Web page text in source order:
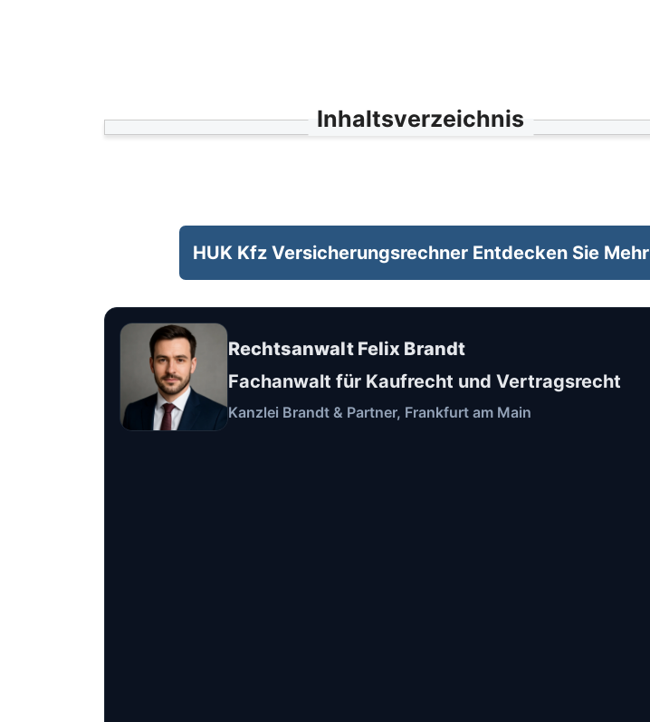
Inhaltsverzeichnis
HUK Kfz Versicherungsrechner Entdecken Sie Mehr
Rechtsanwalt Felix Brandt
Fachanwalt für Kaufrecht und Vertragsrecht
Kanzlei Brandt & Partner, Frankfurt am Main